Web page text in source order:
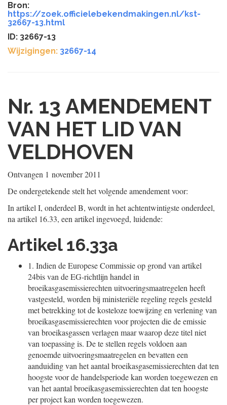
Bron:
https://zoek.officielebekendmakingen.nl/kst-
32667-13.html
ID: 32667-13
Wijzigingen: 32667-14
Nr. 13 AMENDEMENT
VAN HET LID VAN
VELDHOVEN
Ontvangen 1 november 2011
De ondergetekende stelt het volgende amendement voor:
In artikel I, onderdeel B, wordt in het achtentwintigste onderdeel,
na artikel 16.33, een artikel ingevoegd, luidende:
Artikel 16.33a
1. Indien de Europese Commissie op grond van artikel
24bis van de EG-richtlijn handel in
broeikasgasemissierechten uitvoeringsmaatregelen heeft
vastgesteld, worden bij ministeriële regeling regels gesteld
met betrekking tot de kosteloze toewijzing en verlening van
broeikasgasemissierechten voor projecten die de emissie
van broeikasgassen verlagen maar waarop deze titel niet
van toepassing is. De te stellen regels voldoen aan
genoemde uitvoeringsmaatregelen en bevatten een
aanduiding van het aantal broeikasgasemissierechten dat ten
hoogste voor de handelsperiode kan worden toegewezen en
van het aantal broeikasgasemissierechten dat ten hoogste
per project kan worden toegewezen.